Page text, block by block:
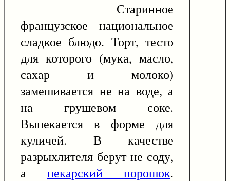
Старинное
французское национальное
сладкое блюдо. Торт, тесто
для которого (мука, масло,
сахар и молоко)
замешивается не на воде, а
на грушевом соке.
Выпекается в форме для
куличей. В качестве
разрыхлителя берут не соду,
а пекарский порошок.